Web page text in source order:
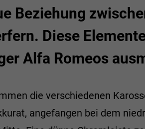
Beziehung
Diese
Alfa Romeos
die verschiedenen
angefangen bei dem